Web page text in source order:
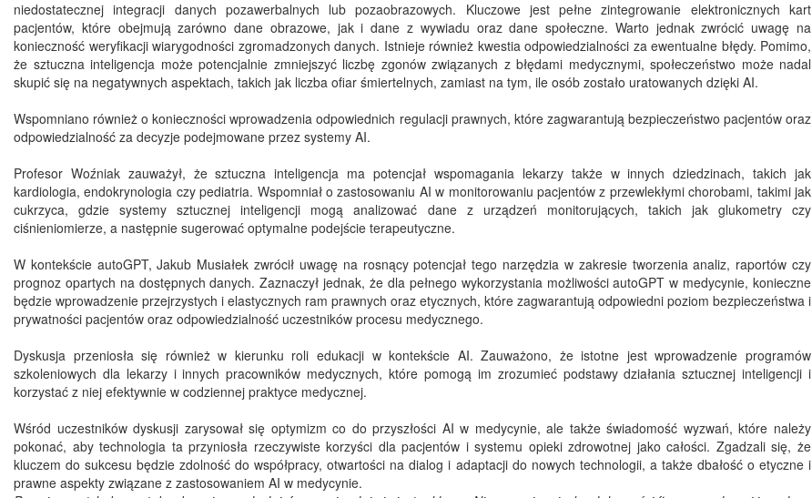
niedostatecznej integracji danych pozawerbalnych lub pozaobrazowych. Kluczowe jest pełne zintegrowanie elektronicznych kart
pacjentów, które obejmują zarówno dane obrazowe, jak i dane z wywiadu oraz dane społeczne. Warto jednak zwrócić uwagę na
konieczność weryfikacji wiarygodności zgromadzonych danych. Istnieje również kwestia odpowiedzialności za ewentualne błędy. Pomimo,
że sztuczna inteligencja może potencjalnie zmniejszyć liczbę zgonów związanych z błędami medycznymi, społeczeństwo może nadal
skupić się na negatywnych aspektach, takich jak liczba ofiar śmiertelnych, zamiast na tym, ile osób zostało uratowanych dzięki AI.
Wspomniano również o konieczności wprowadzenia odpowiednich regulacji prawnych, które zagwarantują bezpieczeństwo pacjentów oraz
odpowiedzialność za decyzje podejmowane przez systemy AI.
Profesor Woźniak zauważył, że sztuczna inteligencja ma potencjał wspomagania lekarzy także w innych dziedzinach, takich jak
kardiologia, endokrynologia czy pediatria. Wspomniał o zastosowaniu AI w monitorowaniu pacjentów z przewlekłymi chorobami, takimi jak
cukrzyca, gdzie systemy sztucznej inteligencji mogą analizować dane z urządzeń monitorujących, takich jak glukometry czy
ciśnieniomierze, a następnie sugerować optymalne podejście terapeutyczne.
W kontekście autoGPT, Jakub Musiałek zwrócił uwagę na rosnący potencjał tego narzędzia w zakresie tworzenia analiz, raportów czy
prognoz opartych na dostępnych danych. Zaznaczył jednak, że dla pełnego wykorzystania możliwości autoGPT w medycynie, konieczne
będzie wprowadzenie przejrzystych i elastycznych ram prawnych oraz etycznych, które zagwarantują odpowiedni poziom bezpieczeństwa i
prywatności pacjentów oraz odpowiedzialność uczestników procesu medycznego.
Dyskusja przeniosła się również w kierunku roli edukacji w kontekście AI. Zauważono, że istotne jest wprowadzenie programów
szkoleniowych dla lekarzy i innych pracowników medycznych, które pomogą im zrozumieć podstawy działania sztucznej inteligencji i
korzystać z niej efektywnie w codziennej praktyce medycznej.
Wśród uczestników dyskusji zarysował się optymizm co do przyszłości AI w medycynie, ale także świadomość wyzwań, które należy
pokonać, aby technologia ta przyniosła rzeczywiste korzyści dla pacjentów i systemu opieki zdrowotnej jako całości. Zgadzali się, że
kluczem do sukcesu będzie zdolność do współpracy, otwartości na dialog i adaptacji do nowych technologii, a także dbałość o etyczne i
prawne aspekty związane z zastosowaniem AI w medycynie.